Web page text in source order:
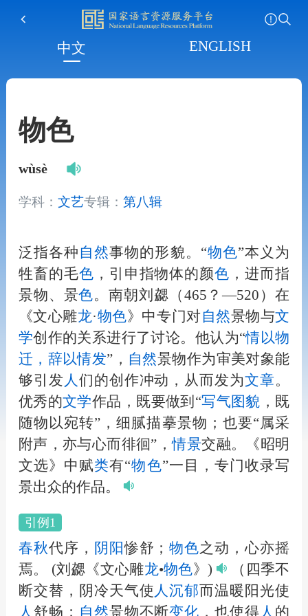
中文 ENGLISH
物色
wùsè
学科： 文艺专辑： 第八辑
泛指各种自然事物的形貌。“物色”本义为
牲畜的毛色 ，引申指物体的颜色 ，进而指
景物、景色。南朝刘勰（465？—520）在
《文心雕龙·物色》中专门对自然景物与文
学创作的关系进行了讨论。他认为“情以物
迁，辞以情发”， 自然景物作为审美对象能
够引发 人 们的创作冲动，从而发为文章。
优秀的文学作品，既要做到“写气图貌 ，既
随物以宛转”，细腻描摹景物；也要“属采
附声，亦与心而徘徊”，情景交融。《昭明
文选》中赋类有“物色”一目，专门收录写
景出众的作品。
引例1
春秋代序， 阴阳惨舒； 物色之动，心亦摇
焉。 (刘勰《文心雕龙•物色》)
（四季不
断交替，阴冷天气使 人沉郁而温暖阳光使
人 舒畅； 自然景物不断变化 ，也使得 人 的